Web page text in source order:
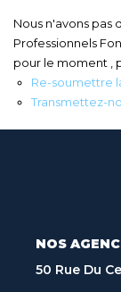
Créer
Nous n'avons pas
Professionnels
pour le moment ,
Re-soumettre
Transmettez-
NOS
50 Rue Du